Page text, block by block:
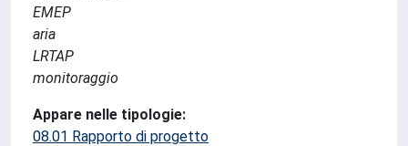
EMEP
aria
LRTAP
monitoraggio
Appare nelle tipologie:
08.01 Rapporto di progetto